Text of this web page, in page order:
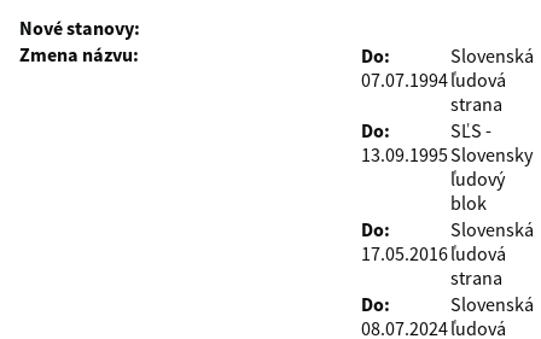
Nové stanovy:
Zmena názvu:
Do:
07.07.1994
Slovenská
ľudová
strana
Do:
13.09.1995
SĽS -
Slovensky
ľudový
blok
Do:
17.05.2016
Slovenská
ľudová
strana
Do:
08.07.2024
Slovenská
ľudová